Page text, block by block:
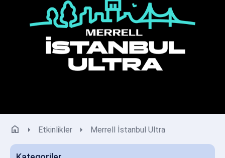
home arrow_right Etkinlikler arrow_right Merrell İstanbul Ultra